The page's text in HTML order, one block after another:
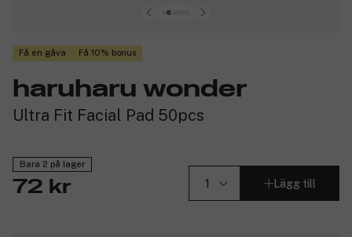
Få en gåva Få 10% bonus
haruharu wonder
Ultra Fit Facial Pad 50pcs
Bara 2 på lager
72 kr Lägg till